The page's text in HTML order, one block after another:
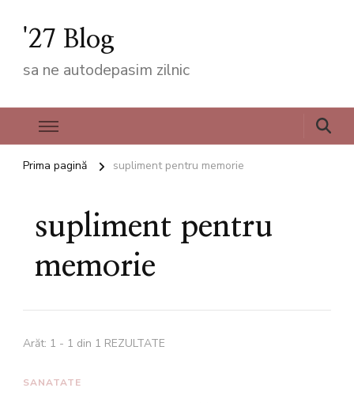
'27 Blog
sa ne autodepasim zilnic
Prima pagină supliment pentru memorie
supliment pentru
memorie
Arăt: 1 - 1 din 1 REZULTATE
SANATATE